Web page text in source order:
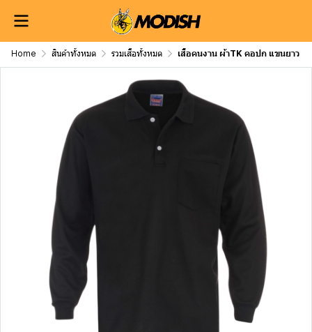
Home สินค้าทั้งหมด รวมเสื้อทั้งหมด เสื้อคนงาน ผ้าTK คอปก แขนยาว